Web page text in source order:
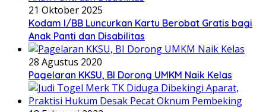
21 Oktober 2025
Kodam I/BB Luncurkan Kartu Berobat Gratis bagi
Anak Panti dan Disabilitas
28 Agustus 2020
Pagelaran KKSU, BI Dorong UMKM Naik Kelas